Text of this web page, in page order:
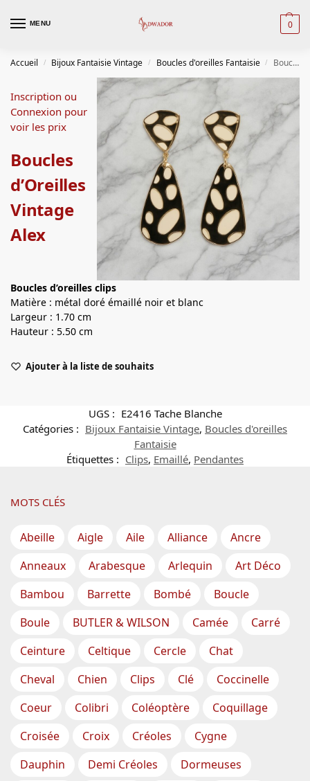
MENU 0
Accueil / Bijoux Fantaisie Vintage / Boucles d'oreilles Fantaisie / Boucles d’Oreilles Vintage Alex
Inscription ou
Connexion pour
voir les prix
Boucles
d’Oreilles
Vintage
Alex
Boucles d’oreilles clips
Matière : métal doré émaillé noir et blanc
Largeur : 1.70 cm
Hauteur : 5.50 cm
Ajouter à la liste de souhaits
UGS : E2416 Tache Blanche
Catégories : Bijoux Fantaisie Vintage, Boucles d'oreilles
Fantaisie
Étiquettes : Clips, Emaillé, Pendantes
MOTS CLÉS
Abeille Aigle Aile Alliance
Ancre
Anneaux
Arabesque Arlequin
Art Déco
Bambou
Barrette Bombé
Boucle
Boule
BUTLER & WILSON Camée
Carré
Ceinture
Celtique Cercle
Chat
Cheval
Chien Clips Clé
Coccinelle
Coeur
Colibri Coléoptère
Coquillage
Croisée
Croix Créoles
Cygne
Dauphin
Demi Créoles
Dormeuses